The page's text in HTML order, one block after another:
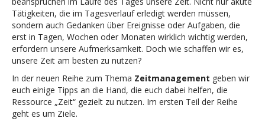
Tätigkeiten, die im Tagesverlauf erledigt werden müssen,
sondern auch Gedanken über Ereignisse oder Aufgaben, die
erst in Tagen, Wochen oder Monaten wirklich wichtig werden,
erfordern unsere Aufmerksamkeit. Doch wie schaffen wir es,
unsere Zeit am besten zu nutzen?
In der neuen Reihe zum Thema Zeitmanagement geben wir
euch einige Tipps an die Hand, die euch dabei helfen, die
Ressource „Zeit“ gezielt zu nutzen. Im ersten Teil der Reihe
geht es um Ziele.